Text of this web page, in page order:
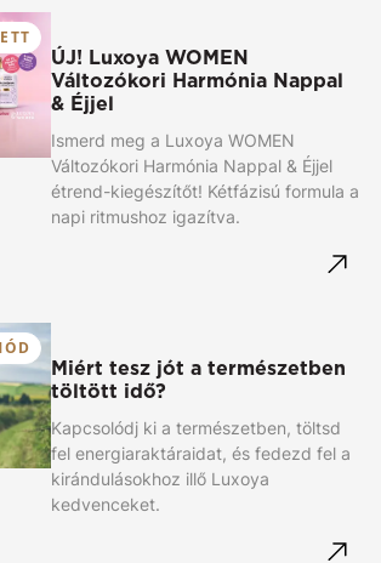
ÚJ! Luxoya WOMEN
Változókori Harmónia Nappal
& Éjjel
Ismerd meg a Luxoya WOMEN
Változókori Harmónia Nappal & Éjjel
étrend-kiegészítőt! Kétfázisú formula a
napi ritmushoz igazítva.
Miért tesz jót a természetben
töltött idő?
Kapcsolódj ki a természetben, töltsd
fel energiaraktáraidat, és fedezd fel a
kirándulásokhoz illő Luxoya
kedvenceket.